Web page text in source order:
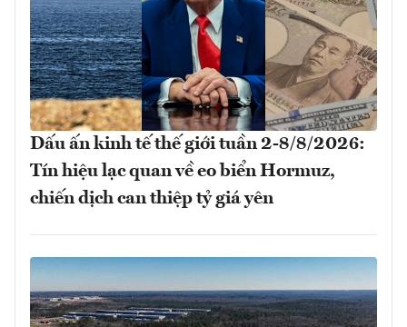
Dấu ấn kinh tế thế giới tuần 2-8/8/2026:
Tín hiệu lạc quan về eo biển Hormuz,
chiến dịch can thiệp tỷ giá yên